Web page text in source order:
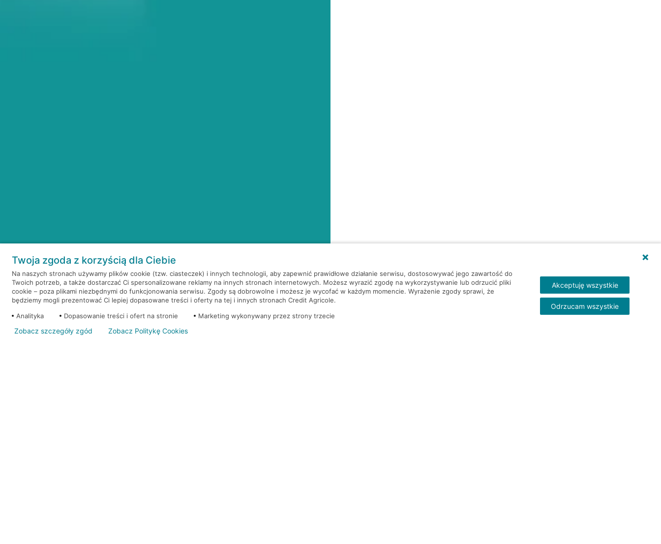
Twoja zgoda z korzyścią dla Ciebie
Na naszych stronach używamy plików cookie (tzw. ciasteczek) i innych technologii, aby zapewnić prawidłowe działanie serwisu, dostosowywać jego zawartość do
Twoich potrzeb, a także dostarczać Ci spersonalizowane reklamy na innych stronach internetowych. Możesz wyrazić zgodę na wykorzystywanie lub odrzucić pliki
cookie – poza plikami niezbędnymi do funkcjonowania serwisu. Zgody są dobrowolne i możesz je wycofać w każdym momencie. Wyrażenie zgody sprawi, że
będziemy mogli prezentować Ci lepiej dopasowane treści i oferty na tej i innych stronach Credit Agricole.
Analityka
Dopasowanie treści i ofert na stronie Marketing wykonywany przez strony trzecie
Akceptuję wszystkie
Odrzucam wszystkie
Zobacz szczegóły zgód Zobacz Politykę Cookies